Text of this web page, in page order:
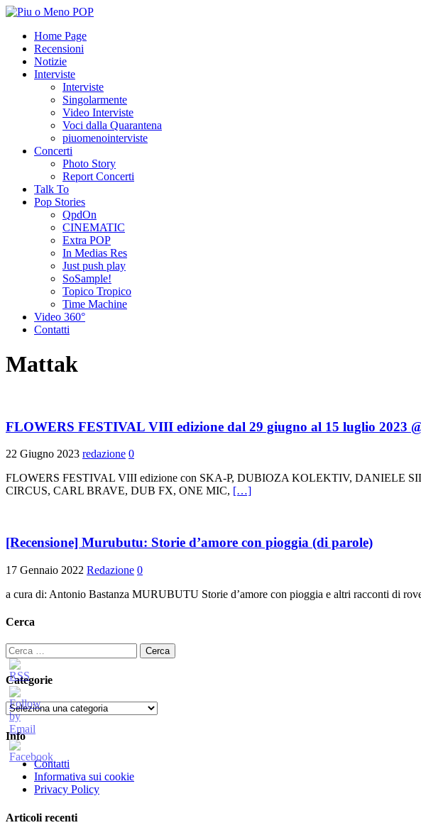
Home Page
Recensioni
Notizie
Interviste
Interviste
Singolarmente
Video Interviste
Voci dalla Quarantena
piuomenointerviste
Concerti
Photo Story
Report Concerti
Talk To
Pop Stories
QpdOn
CINEMATIC
Extra POP
In Medias Res
Just push play
SoSample!
Topico Tropico
Time Machine
Video 360°
Contatti
Mattak
FLOWERS FESTIVAL VIII edizione dal 29 giugno al 15 luglio 2023
22 Giugno 2023 redazione 0
FLOWERS FESTIVAL VIII edizione con SKA-P, DUBIOZA KOLEKTIV, DANIELE
CIRCUS, CARL BRAVE, DUB FX, ONE MIC, […]
[Recensione] Murubutu: Storie d’amore con pioggia (di parole)
17 Gennaio 2022 Redazione 0
a cura di: Antonio Bastanza MURUBUTU Storie d’amore con pioggia e altri racconti di
Cerca
Ricerca
per:
Categorie
Categorie
Info
Contatti
Informativa sui cookie
Privacy Policy
Articoli recenti